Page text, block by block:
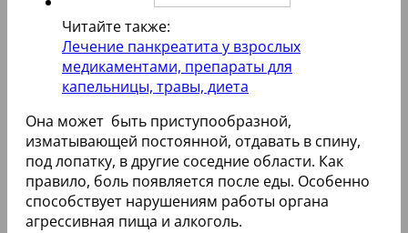
Читайте также:
Лечение панкреатита у взрослых
медикаментами, препараты для
капельницы, травы, диета
Она может быть приступообразной,
изматывающей постоянной, отдавать в спину,
под лопатку, в другие соседние области. Как
правило, боль появляется после еды. Особенно
способствует нарушениям работы органа
агрессивная пища и алкоголь.